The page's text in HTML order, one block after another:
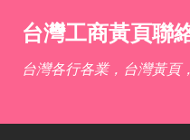
跳
台灣工商黃頁聯
台灣各行各業，台灣黃頁